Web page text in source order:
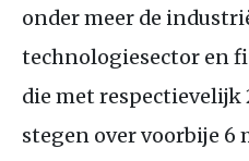
onder meer de
technologiesector en
die met respectievelijk
stegen over voorbije 6